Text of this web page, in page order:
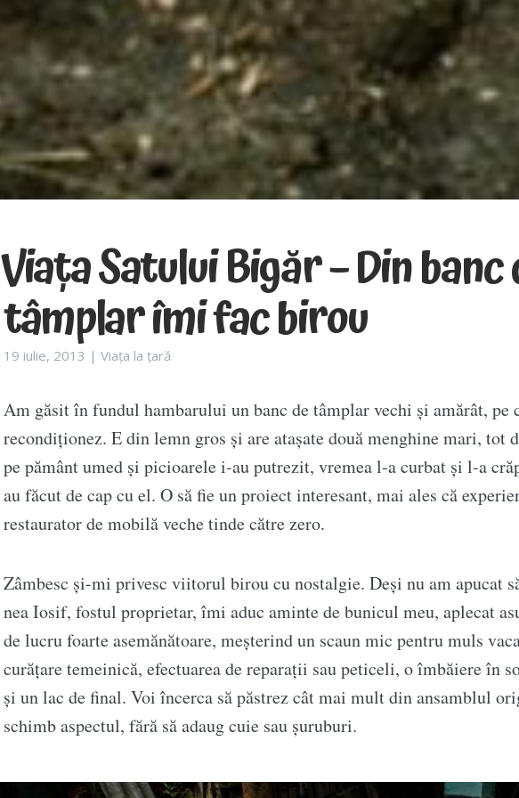
Viața Satului Bigăr – Din banc
tâmplar îmi fac birou
19 iulie, 2013 | Viața la țară
Am găsit în fundul hambarului un banc de tâmplar vechi și amărât, pe
recondiționez. E din lemn gros și are atașate două menghine mari, tot
pe pământ umed și picioarele i-au putrezit, vremea l-a curbat și l-a
au făcut de cap cu el. O să fie un proiect interesant, mai ales că
restaurator de mobilă veche tinde către zero.
Zâmbesc și-mi privesc viitorul birou cu nostalgie. Deși nu am apucat
nea Iosif, fostul proprietar, îmi aduc aminte de bunicul meu, aplecat
de lucru foarte asemănătoare, meșterind un scaun mic pentru muls
curățare temeinică, efectuarea de reparații sau peticeli, o îmbăiere în
și un lac de final. Voi încerca să păstrez cât mai mult din ansamblul
schimb aspectul, fără să adaug cuie sau șuruburi.